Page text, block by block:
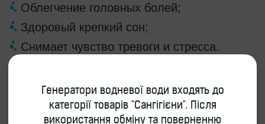
Облегчение головных болей;
Здоровый крепкий сон;
Снимает чувство тревоги и стресса.
Генератори водневої води входять до
категорії товарів "Сангігієни". Після
використання обміну та поверненню